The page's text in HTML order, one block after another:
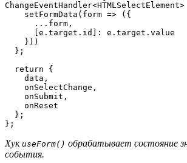
    setFormData(form => ({
      ...form,
      [e.target.id]: e.target.value
    }))
  };
  return {
    data,
    onSelectChange,
    onSubmit,
    onReset
  };
};
Хук useForm() обрабатывает состояние
события.